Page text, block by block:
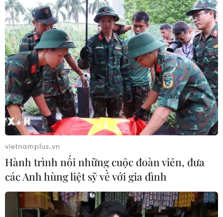
vietnamplus.vn
Hành trình nối những cuộc đoàn viên, đưa
các Anh hùng liệt sỹ về với gia đình